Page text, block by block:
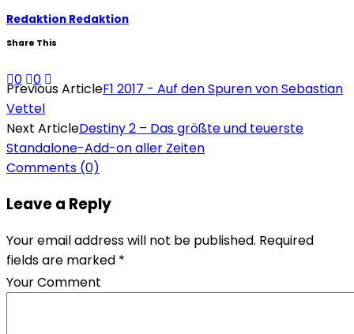
Redaktion Redaktion
Share This
0 0
Previous ArticleF1 2017 - Auf den Spuren von Sebastian
Vettel
Next ArticleDestiny 2 – Das größte und teuerste
Standalone-Add-on aller Zeiten
Comments (0)
Leave a Reply
Your email address will not be published. Required
fields are marked *
Your Comment